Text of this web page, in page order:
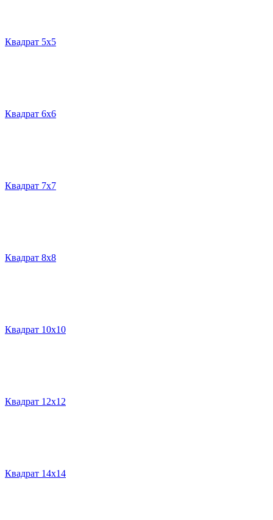
Квадрат 5х5
Квадрат 6х6
Квадрат 7х7
Квадрат 8х8
Квадрат 10х10
Квадрат 12х12
Квадрат 14х14